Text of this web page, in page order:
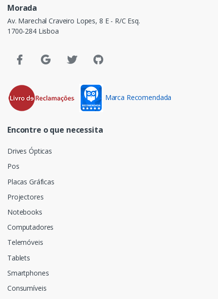
Morada
Av. Marechal Craveiro Lopes, 8 E - R/C Esq.
1700-284 Lisboa
Marca Recomendada
Encontre o que necessita
Drives Ópticas
Pos
Placas Gráficas
Projectores
Notebooks
Computadores
Telemóveis
Tablets
Smartphones
Consumíveis